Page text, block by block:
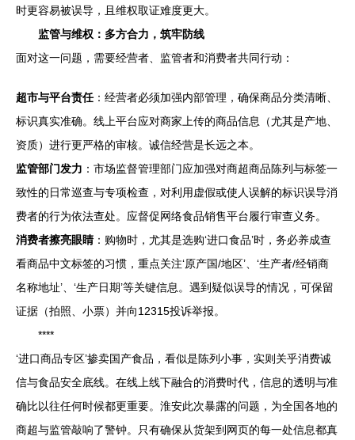
时更容易被误导，且维权取证难度更大。
监管与维权：多方合力，筑牢防线
面对这一问题，需要经营者、监管者和消费者共同行动：
超市与平台责任：经营者必须加强内部管理，确保商品分类清晰、
标识真实准确。线上平台应对商家上传的商品信息（尤其是产地、
资质）进行更严格的审核。诚信经营是长远之本。
监管部门发力 ：市场监督管理部门应加强对商超商品陈列与标签一
致性的日常巡查与专项检查，对利用虚假或使人误解的标识误导消
费者的行为依法查处。应督促网络食品销售平台履行审查义务。
消费者擦亮眼睛：购物时，尤其是选购‘进口食品’时，务必养成查
看商品中文标签的习惯，重点关注‘原产国/地区’、‘生产者/经销商
名称地址’、‘生产日期’等关键信息。遇到疑似误导的情况，可保留
证据（拍照、小票）并向12315投诉举报。
****
‘进口商品专区’掺卖国产食品，看似是陈列小事，实则关乎消费诚
信与食品安全底线。在线上线下融合的消费时代，信息的透明与准
确比以往任何时候都更重要。淮安此次暴露的问题，为全国各地的
商超与监管敲响了警钟。只有确保从货架到网页的每一处信息都真